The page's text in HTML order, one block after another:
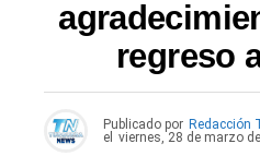
regreso
Publicado por Redacción
el viernes, 28 de marzo